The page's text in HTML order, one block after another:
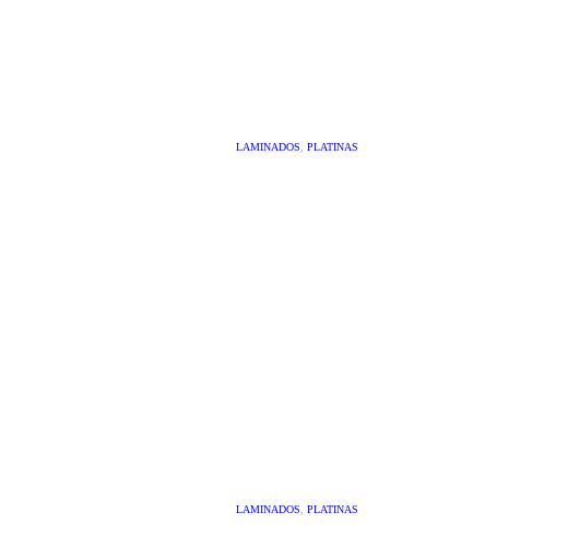
LAMINADOS PLATINAS
LAMINADOS PLATINAS